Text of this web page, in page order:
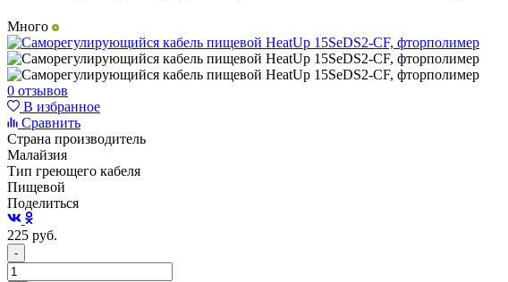
Много
0 отзывов
В избранное
Сравнить
Страна производитель
Малайзия
Тип греющего кабеля
Пищевой
Поделиться
225 руб.
-